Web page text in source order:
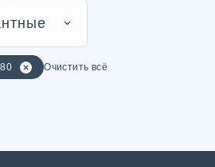
Очистить всё